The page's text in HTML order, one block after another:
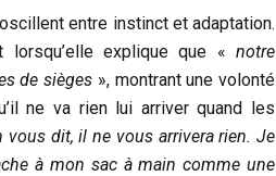
entre instinct et adaptation.
lorsqu’elle explique que « notre
de sièges », montrant une volonté
ne va rien lui arriver quand les
vous dit, il ne vous arrivera rien. Je
à mon sac à main comme une